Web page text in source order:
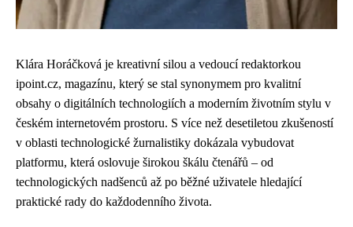
Klára Horáčková je kreativní silou a vedoucí redaktorkou
ipoint.cz, magazínu, který se stal synonymem pro kvalitní
obsahy o digitálních technologiích a moderním životním stylu v
českém internetovém prostoru. S více než desetiletou zkušeností
v oblasti technologické žurnalistiky dokázala vybudovat
platformu, která oslovuje širokou škálu čtenářů – od
technologických nadšenců až po běžné uživatele hledající
praktické rady do každodenního života.